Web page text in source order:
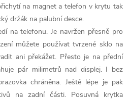
na magnet a telefon v krytu tak
držák na palubní desce.
na telefonu. Je navržen přesně pro
můžete používat tvrzené sklo na
ani překážet. Přesto je na přední
pár milimetrů nad displej. I bez
chráněna. Ještě lépe je pak
na zadní části. Posuvná krytka